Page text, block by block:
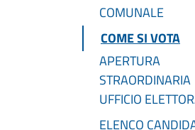
COMUNALE
COME SI VOTA
APERTURA
STRAORDINARIA
UFFICIO
ELENCO